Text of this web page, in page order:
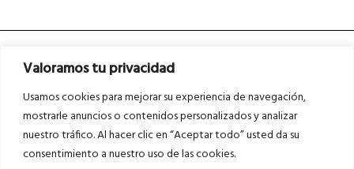
Valoramos tu privacidad
Usamos cookies para mejorar su experiencia de navegación,
mostrarle anuncios o contenidos personalizados y analizar
nuestro tráfico. Al hacer clic en “Aceptar todo” usted da su
consentimiento a nuestro uso de las cookies.
Asociados a